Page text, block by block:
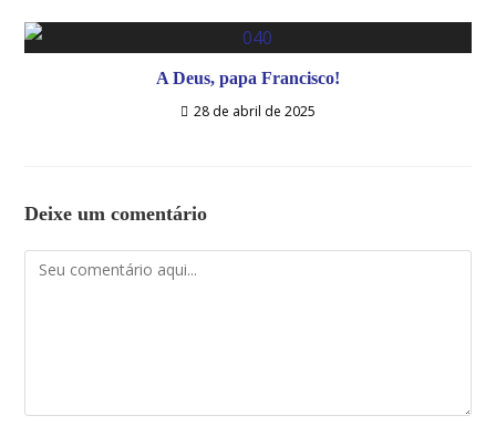
A Deus, papa Francisco!
28 de abril de 2025
Deixe um comentário